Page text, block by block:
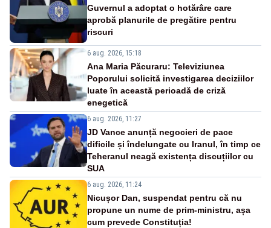
Guvernul a adoptat o hotărâre care
aprobă planurile de pregătire pentru
riscuri
6 aug. 2026, 15:18
Ana Maria Păcuraru: Televiziunea
Poporului solicită investigarea deciziilor
luate în această perioadă de criză
enegetică
6 aug. 2026, 11:27
JD Vance anunță negocieri de pace
dificile și îndelungate cu Iranul, în timp ce
Teheranul neagă existența discuțiilor cu
SUA
6 aug. 2026, 11:24
Nicușor Dan, suspendat pentru că nu
propune un nume de prim-ministru, așa
cum prevede Constituția!